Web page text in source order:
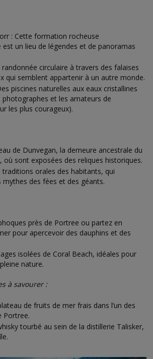
: Cette formation rocheuse
est un lieu de légendes et de panoramas
randonnée circulaire à travers des falaises
qui semblent appartenir à un autre monde.
piscines naturelles aux eaux cristallines
photographes et les amateurs de
les plus courageux).
de Dunvegan, la demeure ancestrale du
où sont exposées des reliques historiques.
traditions orales des habitants, qui
mythes des fées et des géants.
près de Portree ou partez en
pour apercevoir des dauphins et des
isolées de Coral Beach, idéales pour
nature.
à savourer :
de fruits de mer frais dans l’un des
Portree.
tourbé au sein de la distillerie Talisker,